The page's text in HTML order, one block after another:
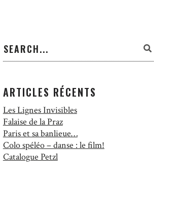
ARTICLES RÉCENTS
Les Lignes Invisibles
Falaise de la Praz
Paris et sa banlieue…
Colo spéléo – danse : le film!
Catalogue Petzl